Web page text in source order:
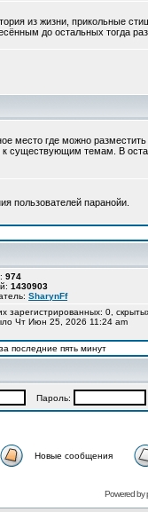
из жизни, прикольные
до остальных тогда
место где можно
к существующим темам. В
пользователей паранойи.
974
1430903
SharynFf
зарегистрированных: 0,
Чт Июн 25, 2026 11:24 am
последние пять минут
Пароль:
Новые сообщения
Powered by